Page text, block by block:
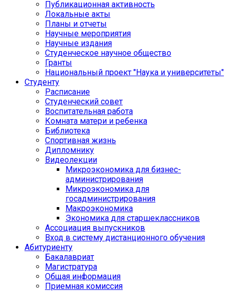
Публикационная активность
Локальные акты
Планы и отчеты
Научные мероприятия
Научные издания
Студенческое научное общество
Гранты
Национальный проект "Наука и университеты"
Студенту
Расписание
Студенческий совет
Воспитательная работа
Комната матери и ребенка
Библиотека
Спортивная жизнь
Дипломнику
Видеолекции
Микроэкономика для бизнес-
администрирования
Микроэкономика для
госадминистрирования
Макроэкономика
Экономика для старшеклассников
Ассоциация выпускников
Вход в систему дистанционного обучения
Абитуриенту
Бакалавриат
Магистратура
Общая информация
Приемная комиссия